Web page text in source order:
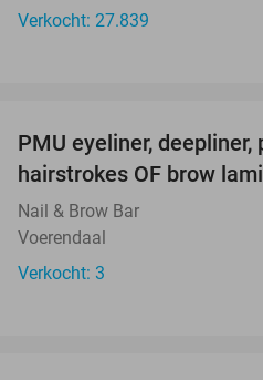
Verkocht: 27.839
PMU eyeliner,
hairstrokes OF brow
Nail & Brow Bar
Voerendaal
Verkocht: 3